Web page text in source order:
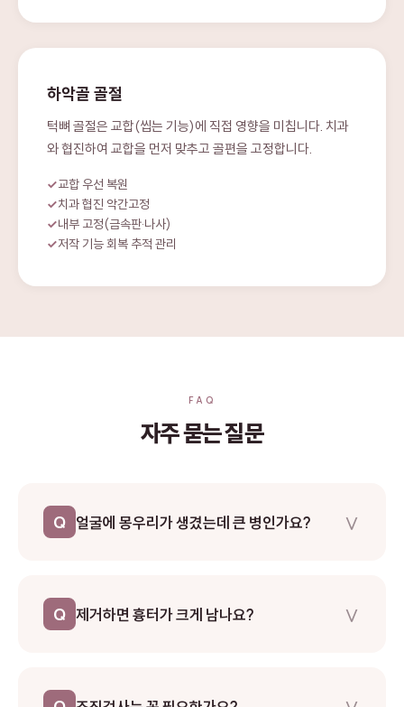
하악골 골절
턱뼈 골절은 교합(씹는 기능)에 직접 영향을 미칩니다. 치과
와 협진하여 교합을 먼저 맞추고 골편을 고정합니다.
교합 우선 복원
치과 협진 악간고정
내부 고정(금속판·나사)
저작 기능 회복 추적 관리
FAQ
자주 묻는 질문
Q 얼굴에 몽우리가 생겼는데 큰 병인가요? ∨
이 필요합니다. 지방종, 표피낭종, 피지낭종 등이 흔하며, 크기가
커지거나 통증이 있다면 빠른 내원을 권장합니다.
Q 제거하면 흉터가 크게 남나요? ∨
기술로 흉터를 최소화합니다. 피부 주름선을 따라 절개하고, 층별